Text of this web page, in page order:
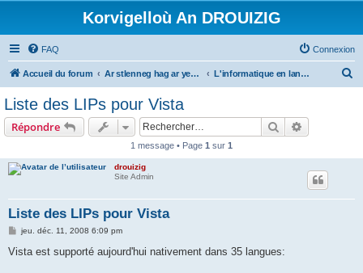
Korvigelloù An DROUIZIG
FAQ Connexion
Accueil du forum Ar stlenneg hag ar yezhoù bihan er bed a-bezh L'informatique en langues régionales et minoritaires
Liste des LIPs pour Vista
Répondre Rechercher
1 message • Page 1 sur 1
drouizig
Site Admin
Liste des LIPs pour Vista
M
s
jeu. déc. 11, 2008 6:09 pm
Vista est supporté aujourd'hui nativement dans 35 langues: